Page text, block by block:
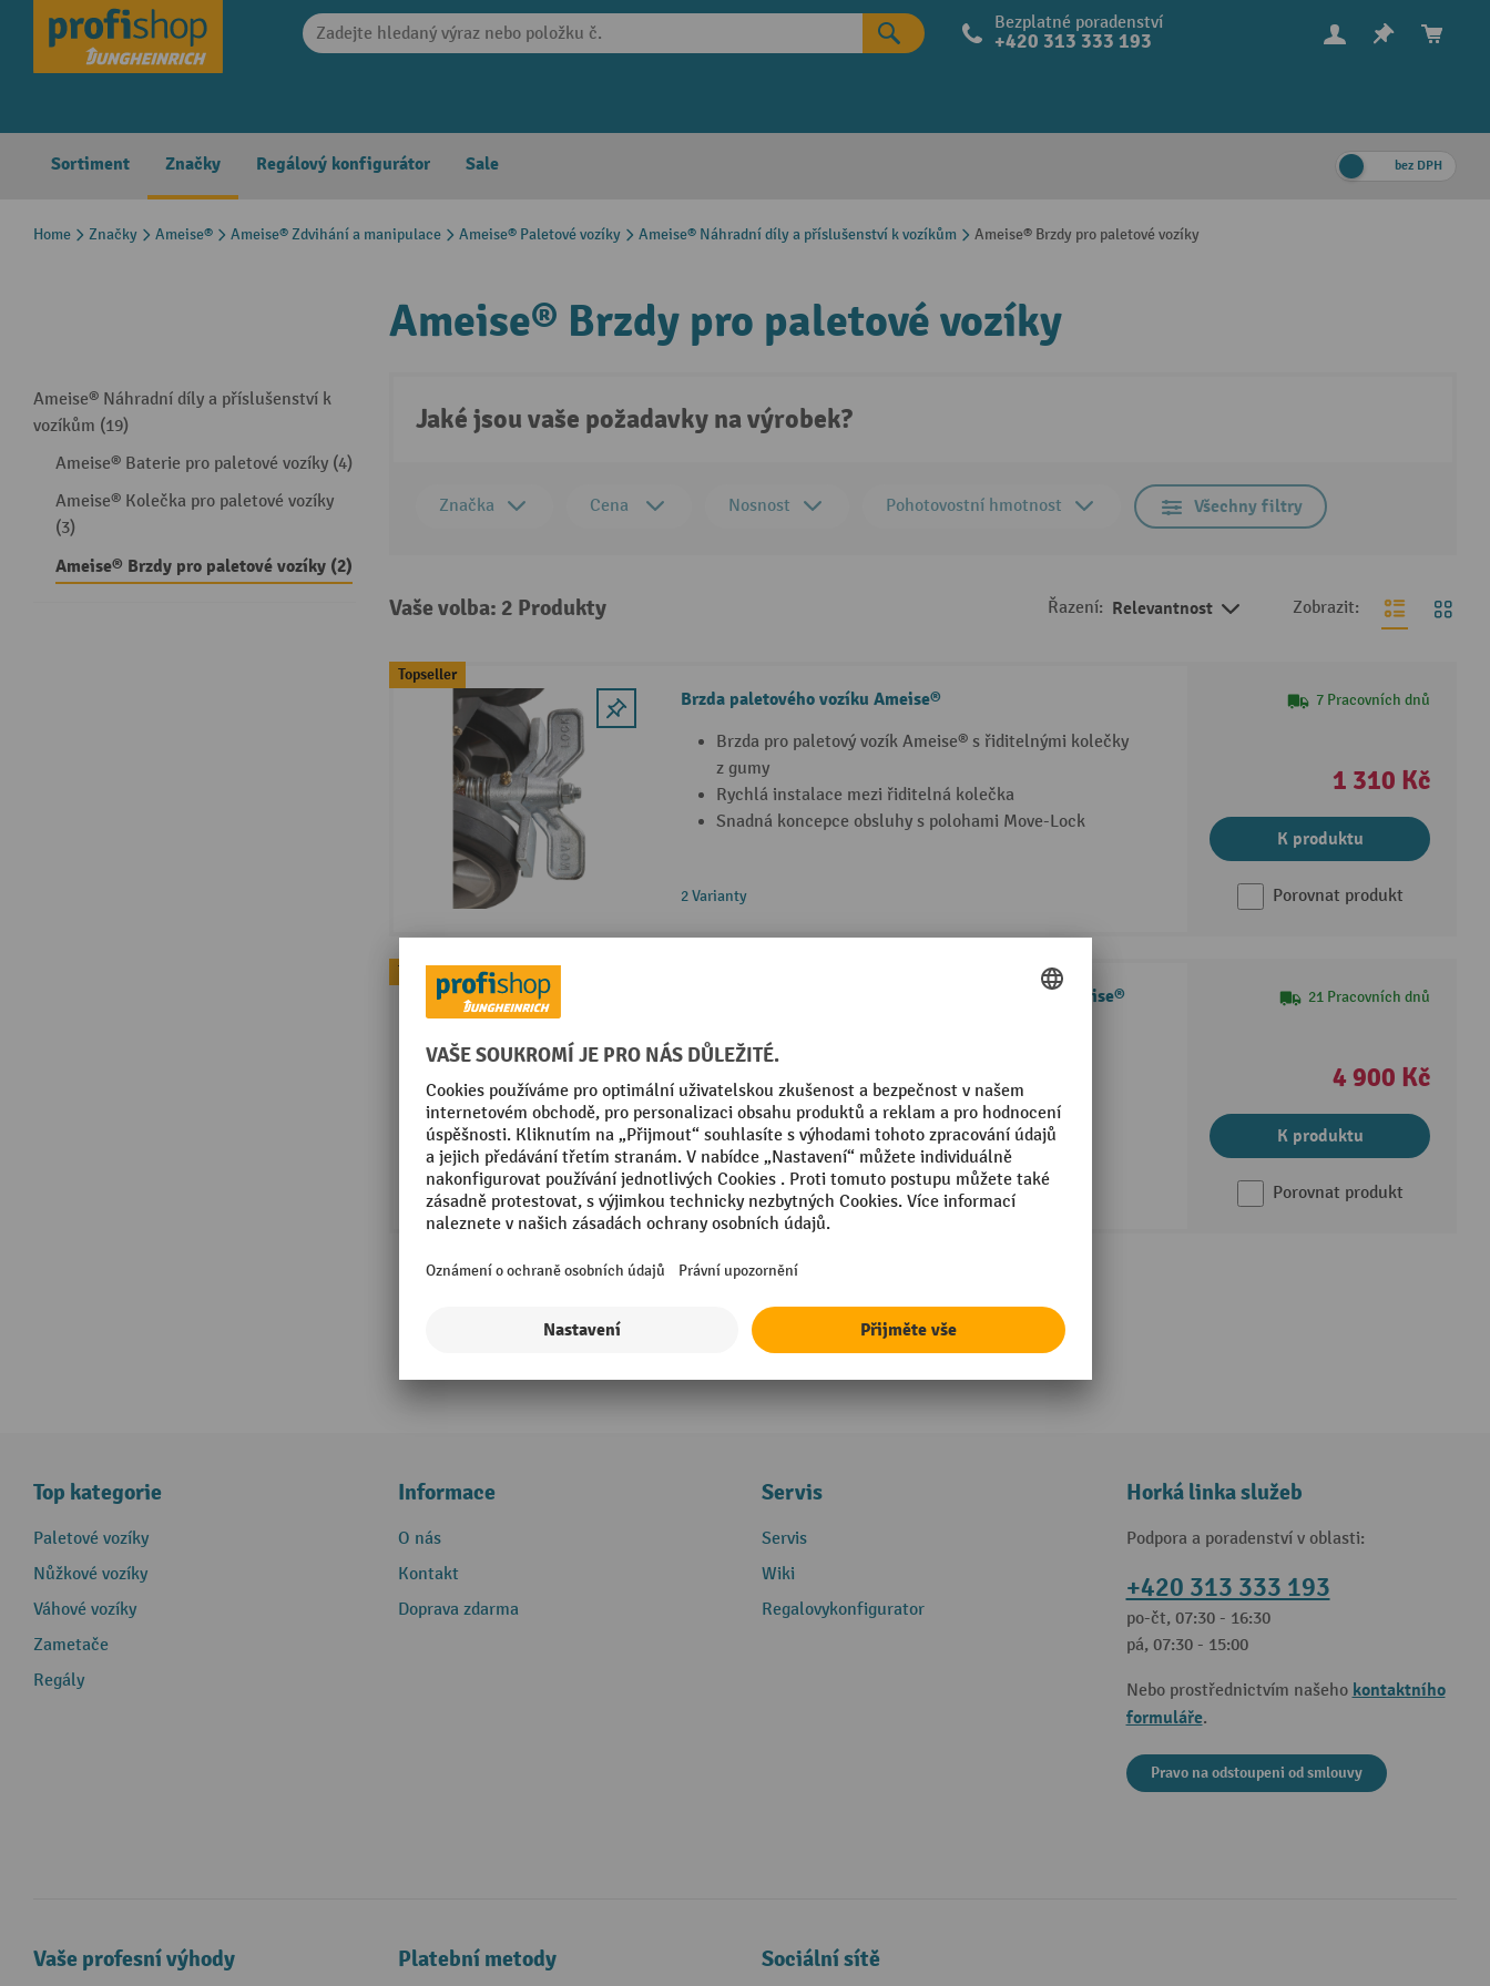
Skip to main navigation Bezplatné poradenství
+420 313 333 193
Sortiment Značky Regálový konfigurátor Sale bez DPH
Home Značky Ameise® Ameise® Zdvihání a manipulace Ameise® Paletové vozíky Ameise® Náhradní díly a příslušenství k vozíkům Ameise® Brzdy pro paletové vozíky
Ameise® Náhradní díly a příslušenství k
vozíkům (19)
Ameise® Baterie pro paletové vozíky (4)
Ameise® Kolečka pro paletové vozíky
(3)
Ameise® Brzdy pro paletové vozíky (2)
Ameise® Brzdy pro paletové vozíky
Jaké jsou vaše požadavky na výrobek?
Značka Cena Nosnost Pohotovostní hmotnost Všechny filtry
Vaše volba: 2 Produkty Řazení: Relevantnost Zobrazit:
Topseller
Brzda paletového vozíku Ameise®
Brzda pro paletový vozík Ameise® s řiditelnými kolečky
z gumy
Rychlá instalace mezi řiditelná kolečka
Snadná koncepce obsluhy s polohami Move-Lock
2 Varianty
7 Pracovních dnů
1 310 Kč
K produktu
Porovnat produkt
Topseller
Volitelná nožní brzda pro paletový vozík s váhou Ameise®
Ruční brzda zajistí bezpečnější stabilitu
Rychlá instalace mezi řiditelná kolečka
Snadná koncepce obsluhy s polohami Move-Lock
21 Pracovních dnů
4 900 Kč
K produktu
Porovnat produkt
Top kategorie
Paletové vozíky
Nůžkové vozíky
Váhové vozíky
Zametače
Regály
Informace
O nás
Kontakt
Doprava zdarma
Servis
Servis
Wiki
Regalovykonfigurator
Horká linka služeb
Podpora a poradenství v oblasti:
+420 313 333 193
po-čt, 07:30 - 16:30
pá, 07:30 - 15:00
Nebo prostřednictvím našeho kontaktního
formuláře.
Pravo na odstoupeni od smlouvy
Vaše profesní výhody Platební metody Sociální sítě